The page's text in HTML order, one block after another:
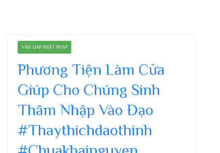
VẤN ĐÁP PHẬT PHÁP
Phương Tiện Làm Cửa
Giúp Cho Chúng Sinh
Thâm Nhập Vào Đạo
#Thaythichdaothinh